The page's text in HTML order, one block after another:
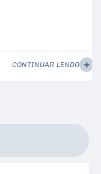
CONTINUAR LENDO